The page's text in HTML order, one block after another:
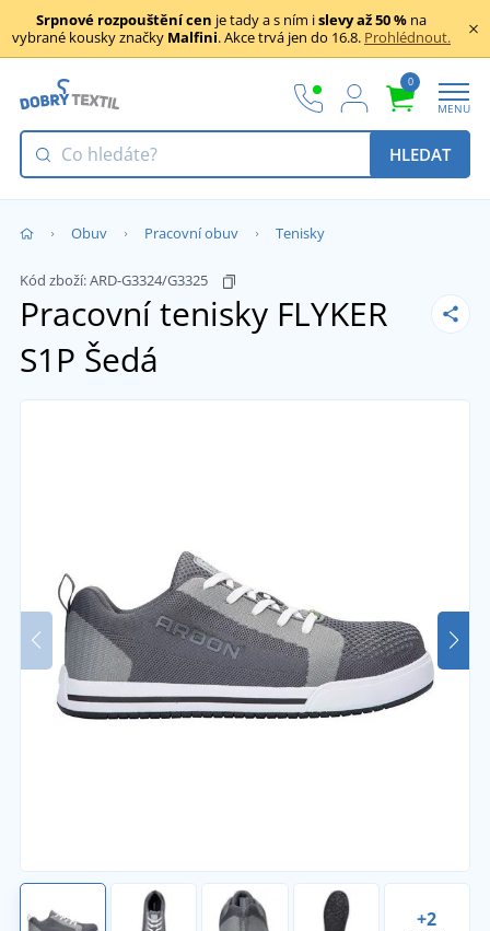
Srpnové rozpouštění cen je tady a s ním islevy až 50 % na
vybrané kousky značky Malfini. Akce trvá jen do 16.8. Prohlédnout.
0
MENU
HLEDAT
Obuv Pracovní obuv Tenisky
Kód zboží:ARD-G3324/G3325
Pracovní tenisky FLYKER
S1P Šedá
+2